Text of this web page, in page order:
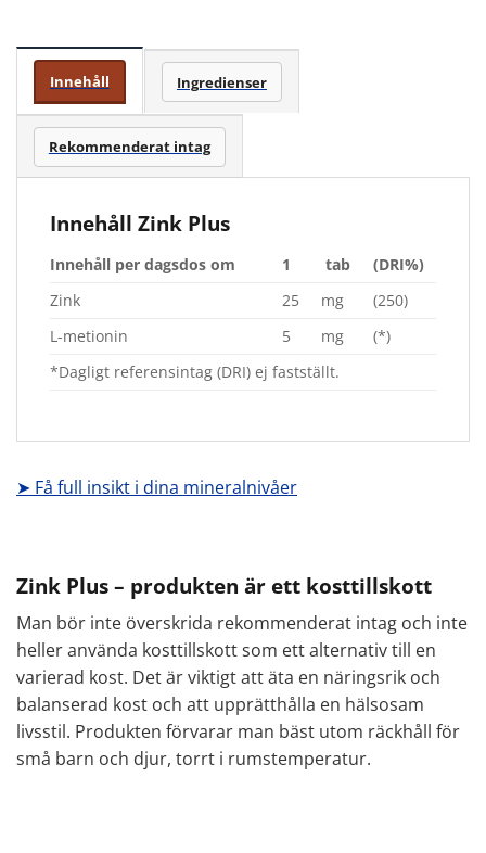
Innehåll Ingredienser
Rekommenderat intag
Innehåll Zink Plus
Innehåll per dagsdos om 1 tab
(DRI%)
Zink
25 mg
(250)
L-metionin
5 mg
(*)
*Dagligt referensintag (DRI) ej fastställt.
➤ Få full insikt i dina mineralnivåer
Zink Plus – produkten är ett kosttillskott
Man bör inte överskrida rekommenderat intag och inte
heller använda kosttillskott som ett alternativ till en
varierad kost. Det är viktigt att äta en näringsrik och
balanserad kost och att upprätthålla en hälsosam
livsstil. Produkten förvarar man bäst utom räckhåll för
små barn och djur, torrt i rumstemperatur.